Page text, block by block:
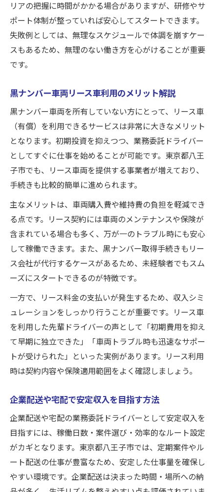
リアの把握に時間がかかる場合がありますが、研修やサ
ポート体制が整っていれば安心してスタートできます。
失敗例としては、無理なスケジュールで体調を崩すケー
スもあるため、無理のない働き方を心がけることが重要
です。
黒ナンバー車両リース車利用のメリット解説
黒ナンバー車両を所有していない方にとって、リース車
（有償）を利用できるサービスは非常に大きなメリット
となります。初期投資を抑えつつ、業務委託ドライバー
としてすぐに仕事を始めることが可能です。東京都八王
子市でも、リース車両を提供する事業者が増えており、
手続きも比較的簡単に進められます。
主なメリットは、車両購入費や維持費の負担を軽減でき
る点です。リース契約には車両のメンテナンスや保険が
含まれている場合も多く、万が一のトラブル時にも安心
して稼働できます。また、黒ナンバー取得手続きもリー
ス会社が代行するケースがあるため、未経験者でもスム
ーズにスタートできるのが特徴です。
一方で、リース料金の支払いが発生するため、収入シミ
ュレーションをしっかり行うことが重要です。リース車
を利用した先輩ドライバーの声として「初期費用を抑え
て早期に独立できた」「車両トラブル時も迅速なサポー
トが受けられた」といった実例があります。リース利用
時は契約内容や保険適用範囲をよく確認しましょう。
企業配送や宅配で安定収入を目指す方法
企業配送や宅配の業務委託ドライバーとして安定収入を
目指すには、稼働日数・案件選び・効率的なルート設定
がカギとなります。東京都八王子市では、定期案件やル
ート配送の仕事が豊富なため、安定した仕事量を確保し
やすい環境です。企業配送は決まった時間・場所への納